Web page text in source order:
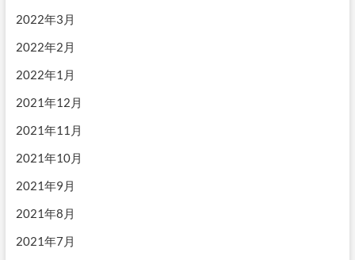
2022年3月
2022年2月
2022年1月
2021年12月
2021年11月
2021年10月
2021年9月
2021年8月
2021年7月